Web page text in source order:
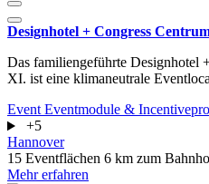
Designhotel + Congress
Das familiengeführte Designhotel
XI. ist eine klimaneutrale
Event Eventmodule &
+5
Hannover
15 Eventflächen 6 km zum
Mehr erfahren